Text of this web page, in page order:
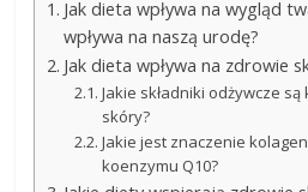
Jak dieta wpływa na wygląd
wpływa na naszą urodę?
Jak dieta wpływa na zdrowie
Jakie składniki odżywcze
skóry?
Jakie jest znaczenie
koenzymu Q10?